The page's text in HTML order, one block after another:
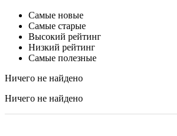
Самые новые
Самые старые
Высокий рейтинг
Низкий рейтинг
Самые полезные
Ничего не найдено
Ничего не найдено